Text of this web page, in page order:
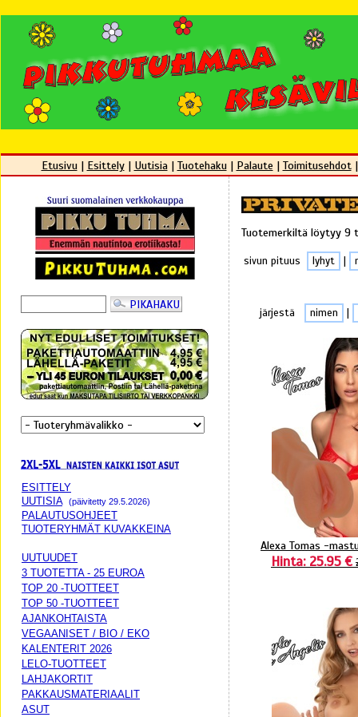
Etusivu| Esittely| Uutisia| Tuotehaku| Palaute | Toimitusehdot
ESITTELY
UUTISIA
(päivitetty 29.5.2026)
PALAUTUSOHJEET
TUOTERYHMÄT KUVAKKEINA
UUTUUDET
3 TUOTETTA - 25 EUROA
TOP 20 -TUOTTEET
TOP 50 -TUOTTEET
AJANKOHTAISTA
VEGAANISET / BIO / EKO
KALENTERIT 2026
LELO-TUOTTEET
LAHJAKORTIT
PAKKAUSMATERIAALIT
ASUT
Tuotemerkiltä löytyy 9
sivun pituus lyhyt
järjestä nimen
Alexa Tomas -
Hinta: 25.95 €